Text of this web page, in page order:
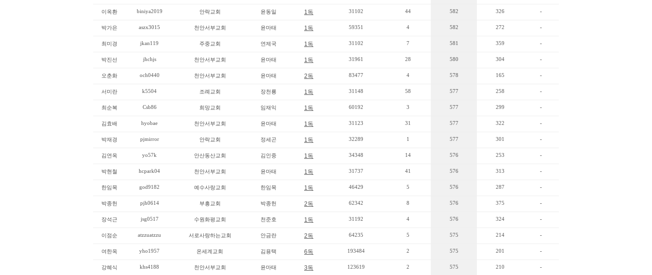
이옥환 biniya2019 안락교회 윤동일 1독 31102 44 582 326 -
박가은 aszx3015 천안서부교회 윤마태 1독 59351 4 582 272 -
최미경 jkan119 주중교회 연제국 1독 31102 7 581 359 -
박진선 jhchjs 천안서부교회 윤마태 1독 31961 28 580 304 -
오춘화 och0440 천안서부교회 윤마태 2독 83477 4 578 165 -
서미란 k5504 조례교회 장천룡 1독 31148 58 577 258 -
최순복 Csb86 희망교회 임재익 1독 60192 3 577 299 -
김효배 hyobae 천안서부교회 윤마태 1독 31123 31 577 322 -
박재경 pjmirror 안락교회 정세곤 1독 32289 1 577 301 -
김연옥 yo57k 안산동산교회 김인중 1독 34348 14 576 253 -
박현철 hcpark04 천안서부교회 윤마태 1독 31737 41 576 313 -
한임목 god9182 예수사랑교회 한임목 1독 46429 5 576 287 -
박종헌 pjh0614 부흥교회 박종헌 2독 62342 8 576 375 -
장석근 jsg0517 수원화평교회 천준호 1독 31192 4 576 324 -
이점순 atzzuatzzu 서로사랑하는교회 안금란 2독 64235 5 575 214 -
여한옥 yho1957 온세계교회 김용택 6독 193484 2 575 201 -
강혜식 khs4188 천안서부교회 윤마태 3독 123619 2 575 210 -